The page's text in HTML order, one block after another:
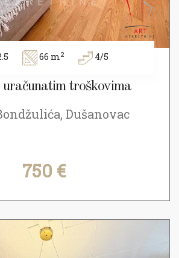
66 m2 4/5
uračunatim troškovima
Dušanovac
750 €